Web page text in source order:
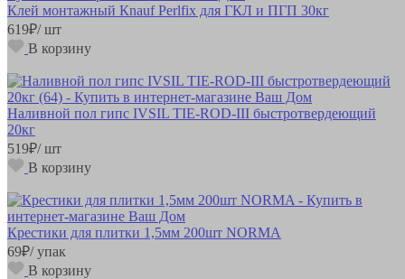
Клей монтажный Кnauf Perlfix для ГКЛ и ПГП 30кг
619₽/ шт
В корзину
Наливной пол гипс IVSIL TIE-ROD-III быстротвердеющий
20кг
519₽/ шт
В корзину
Крестики для плитки 1,5мм 200шт NORMA
69₽/ упак
В корзину